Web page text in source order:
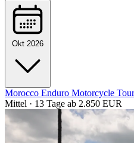
Okt 2026
Morocco Enduro Motorcycle
Mittel · 13 Tage ab 2.850 EUR